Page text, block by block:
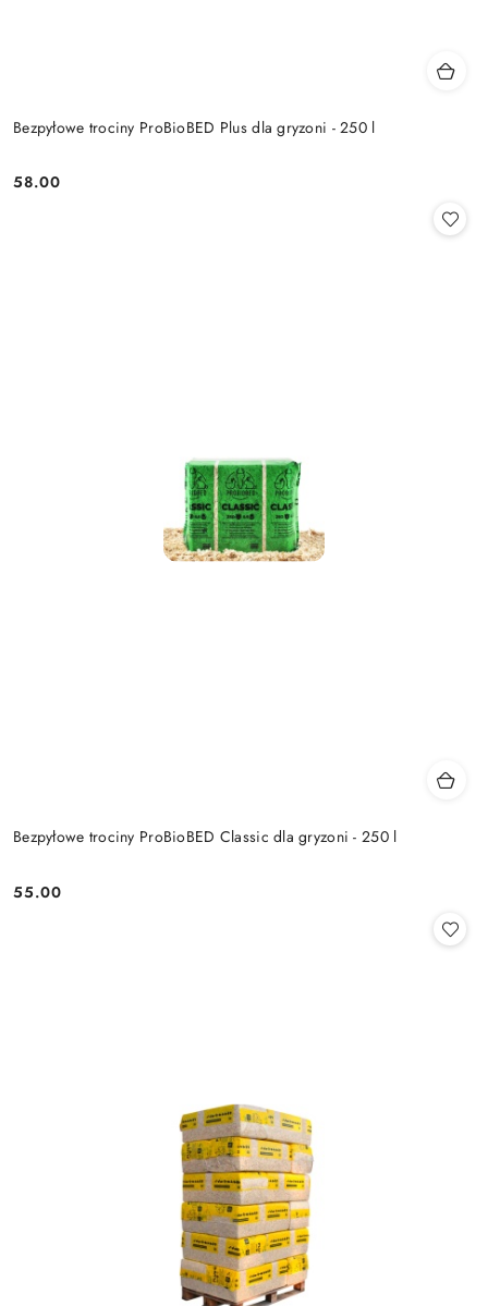
Bezpyłowe trociny ProBioBED Plus dla gryzoni - 250 l
Cena:
58.00
Bezpyłowe trociny ProBioBED Classic dla gryzoni - 250 l
Cena:
55.00